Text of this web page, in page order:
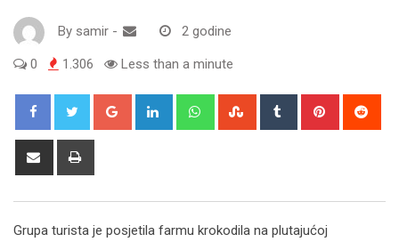
By samir - 2 godine
0 1.306 Less than a minute
Google+ LinkedIn WhatsappStumbleUpon
Tumblr Pinterest
Share
Grupa turista je posjetila farmu krokodila na plutajućoj